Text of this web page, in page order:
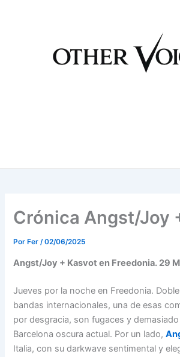
Crónica Angst/Joy
PorFer/02/06/2025
Angst/Joy + Kasvot en Freedonia. 29
Jueves por la noche en Freedonia.
bandas internacionales, una de esas
por desgracia, son fugaces y
Barcelona oscura actual. Por un lado,
Italia, con su darkwave sentimental y